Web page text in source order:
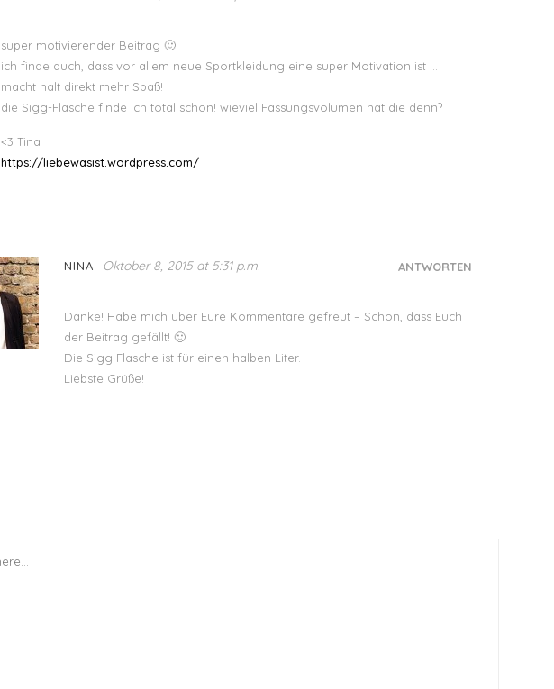
super motivierender Beitrag 🙂
ich finde auch, dass vor allem neue Sportkleidung eine super Motivation ist …
macht halt direkt mehr Spaß!
die Sigg-Flasche finde ich total schön! wieviel Fassungsvolumen hat die denn?
<3 Tina
https://liebewasist.wordpress.com/
NINA Oktober 8, 2015 at 5:31 p.m. ANTWORTEN
Danke! Habe mich über Eure Kommentare gefreut – Schön, dass Euch
der Beitrag gefällt! 🙂
Die Sigg Flasche ist für einen halben Liter.
Liebste Grüße!